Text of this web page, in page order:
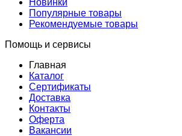
Популярные товары
Рекомендуемые товары
Помощь и сервисы
Главная
Каталог
Сертификаты
Доставка
Контакты
Оферта
Вакансии